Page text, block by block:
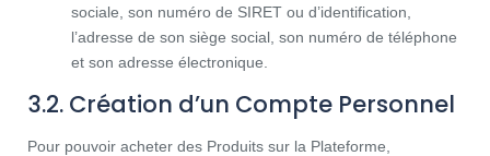
sociale, son numéro de SIRET ou d’identification,
l’adresse de son siège social, son numéro de téléphone
et son adresse électronique.
3.2. Création d’un Compte Personnel
Pour pouvoir acheter des Produits sur la Plateforme,